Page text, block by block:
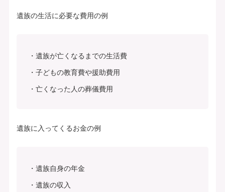
遺族の生活に必要な費用の例
遺族が亡くなるまでの生活費
子どもの教育費や援助費用
亡くなった人の葬儀費用
遺族に入ってくるお金の例
遺族自身の年金
遺族の収入